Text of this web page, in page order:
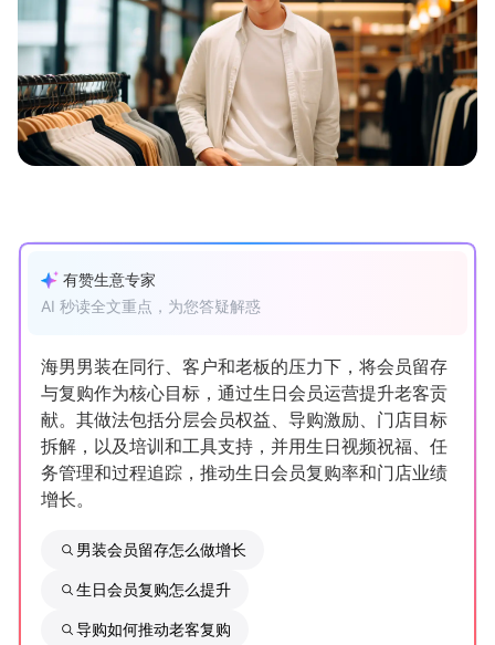
新零售私享会 门店经营增长公开课
AllValue 战略合作
增长产品指南
行业洞察
新零售资讯
培训课程
私域课程
增长俱乐部
增长俱乐部
有赞生意专家
AI 秒读全文重点，为您答疑解惑
海男男装在同行、客户和老板的压力下，将会员留存
与复购作为核心目标，通过生日会员运营提升老客贡
献。其做法包括分层会员权益、导购激励、门店目标
拆解，以及培训和工具支持，并用生日视频祝福、任
务管理和过程追踪，推动生日会员复购率和门店业绩
增长。
男装会员留存怎么做增长
生日会员复购怎么提升
导购如何推动老客复购